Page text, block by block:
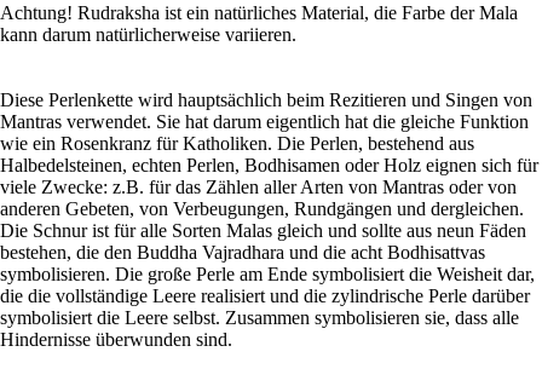
Achtung! Rudraksha ist ein natürliches Material, die Farbe der Mala
kann darum natürlicherweise variieren.
Diese Perlenkette wird hauptsächlich beim Rezitieren und Singen von
Mantras verwendet. Sie hat darum eigentlich hat die gleiche Funktion
wie ein Rosenkranz für Katholiken. Die Perlen, bestehend aus
Halbedelsteinen, echten Perlen, Bodhisamen oder Holz eignen sich für
viele Zwecke: z.B. für das Zählen aller Arten von Mantras oder von
anderen Gebeten, von Verbeugungen, Rundgängen und dergleichen.
Die Schnur ist für alle Sorten Malas gleich und sollte aus neun Fäden
bestehen, die den Buddha Vajradhara und die acht Bodhisattvas
symbolisieren. Die große Perle am Ende symbolisiert die Weisheit dar,
die die vollständige Leere realisiert und die zylindrische Perle darüber
symbolisiert die Leere selbst. Zusammen symbolisieren sie, dass alle
Hindernisse überwunden sind.